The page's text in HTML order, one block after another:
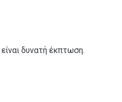
δυνατή έκπτωση.